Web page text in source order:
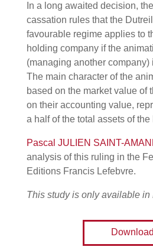
In a long awaited decision,
cassation rules that the
favourable regime applies to
holding company if the
(managing another company)
The main character of the
based on the market value of
on their accounting value,
a half of the total assets of
Pascal JULIEN SAINT-
analysis of this ruling in the
Editions Francis Lefebvre.
This study is only available in
Download